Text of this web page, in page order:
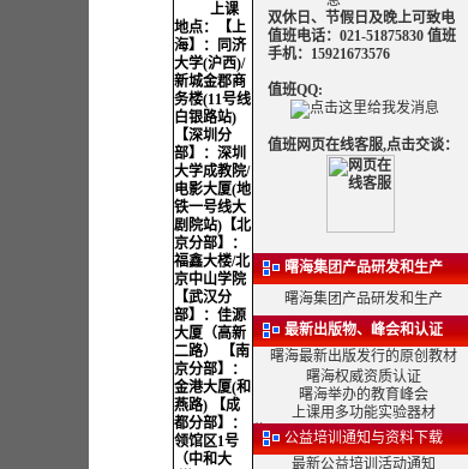
双休日、节假日及晚上可致电
值班电话：021-51875830 值班
手机：15921673576
值班QQ:
值班网页在线客服,点击交谈：
曙海集团产品研发和生产
曙海集团产品研发和生产
最新出版物、峰会和认证
曙海最新出版发行的原创教材
曙海权威资质认证
曙海举办的教育峰会
上课用多功能实验器材
公益培训通知与资料下载
最新公益培训活动通知
上课
地点：
【上
海】：同济
大学(沪西)/
新城金郡商
务楼(11号线
白银路站)
【深圳分
部】：深圳
大学成教院/
电影大厦(地
铁一号线大
剧院站)【北
京分部】：
福鑫大楼/北
京中山学院
【武汉分
部】：佳源
大厦（高新
二路） 【南
京分部】：
金港大厦(和
燕路) 【成
都分部】：
领馆区1号
（中和大